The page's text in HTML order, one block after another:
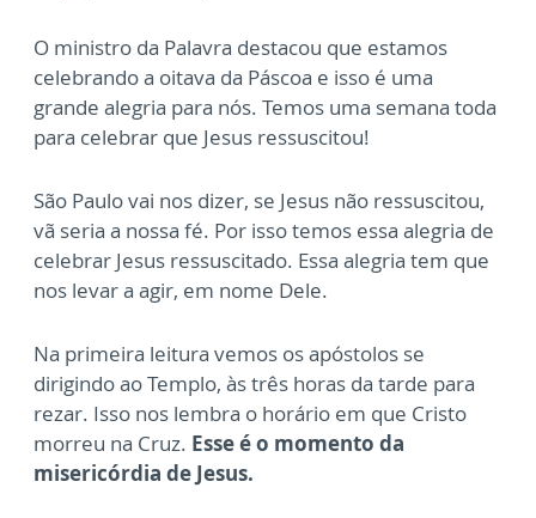
O ministro da Palavra destacou que estamos
celebrando a oitava da Páscoa e isso é uma
grande alegria para nós. Temos uma semana toda
para celebrar que Jesus ressuscitou!
São Paulo vai nos dizer, se Jesus não ressuscitou,
vã seria a nossa fé. Por isso temos essa alegria de
celebrar Jesus ressuscitado. Essa alegria tem que
nos levar a agir, em nome Dele.
Na primeira leitura vemos os apóstolos se
dirigindo ao Templo, às três horas da tarde para
rezar. Isso nos lembra o horário em que Cristo
morreu na Cruz. Esse é o momento da
misericórdia de Jesus.